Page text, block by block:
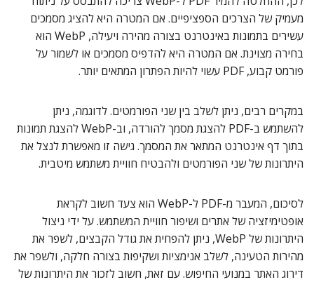
מעמיק של הצרכים הספציפיים. אם המטרה היא להציג מסמכים
עשירים בתמונות באינטרנט בצורה מהירה ויעילה, WebP הוא
בחירה מצוינת. אם המטרה היא להדפיס מסמכים או לשמור על
פורמט קבוע, PDF עשוי להיות הפתרון המתאים יותר.
במקרים רבים, ניתן לשלב בין שני הפורמטים. לדוגמה, ניתן
להשתמש ב-PDF להצגת מסמך להורדה, וב-WebP להצגת תמונות
בתוך דף אינטרנט המתאר את המסמך. גישה זו מאפשרת לנצל את
היתרונות של שני הפורמטים ולהבטיח חוויית משתמש מיטבית.
לסיכום, המעבר מ-PDF ל-WebP הוא צעד חשוב לקראת
אופטימיזציה של אתרים ושיפור חוויית המשתמש. על ידי ניצול
היתרונות של WebP, ניתן להפחית את גודל הקבצים, לשפר את
מהירות הטעינה, לשלב אנימציות ושקיפות בצורה חלקה, ולשפר את
דירוג האתר במנועי החיפוש. עם זאת, חשוב לזכור את היתרונות של